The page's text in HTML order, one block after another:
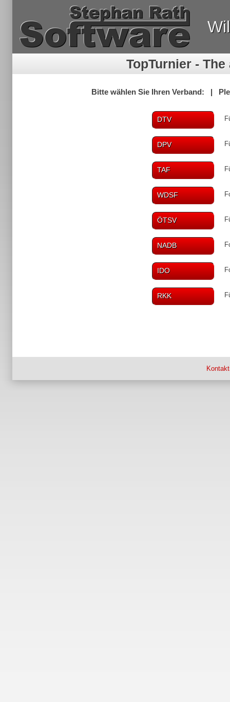
TopTurnier -
Bitte wählen Sie Ihren Verband: |
DTV
DPV
TAF
WDSF
ÖTSV
NADB
IDO
RKK